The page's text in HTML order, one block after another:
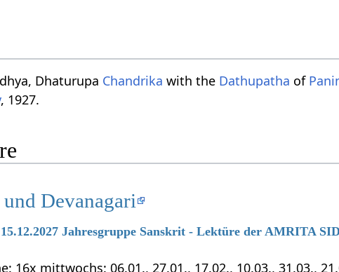
Dhaturupa Chandrika with the Dathupatha of
, 1927.
Devanagari
15.12.2027 Jahresgruppe Sanskrit - Lektüre der AMRITA
16x mittwochs: 06.01., 27.01., 17.02., 10.03., 31.03.,